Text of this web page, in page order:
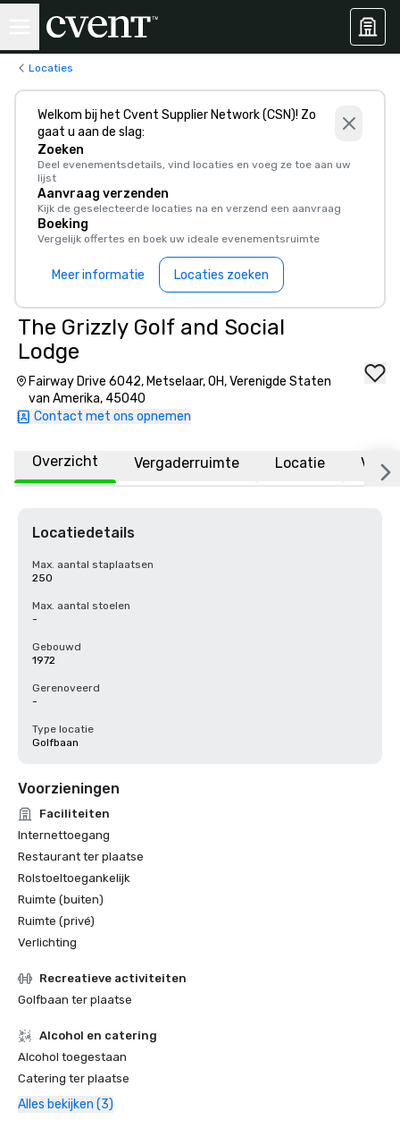
Locaties
Welkom bij het Cvent Supplier Network (CSN)! Zo
gaat u aan de slag:
Zoeken
Deel evenementsdetails, vind locaties en voeg ze toe aan uw
lijst
Aanvraag verzenden
Kijk de geselecteerde locaties na en verzend een aanvraag
Boeking
Vergelijk offertes en boek uw ideale evenementsruimte
Meer informatie Locaties zoeken
The Grizzly Golf and Social
Lodge
Fairway Drive 6042, Metselaar, OH, Verenigde Staten
van Amerika, 45040
Contact met ons opnemen
Overzicht Vergaderruimte Locatie
Locatiedetails
Max. aantal staplaatsen
250
Max. aantal stoelen
-
Gebouwd
1972
Gerenoveerd
-
Type locatie
Golfbaan
Voorzieningen
Faciliteiten
Internettoegang
Restaurant ter plaatse
Rolstoeltoegankelijk
Ruimte (buiten)
Ruimte (privé)
Verlichting
Recreatieve activiteiten
Golfbaan ter plaatse
Alcohol en catering
Alcohol toegestaan
Catering ter plaatse
Alles bekijken (3)